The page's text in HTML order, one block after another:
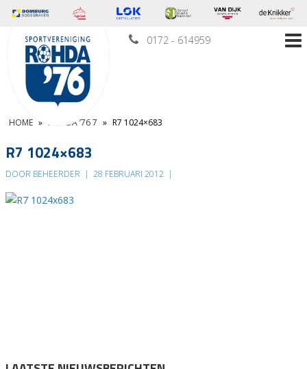
0172 - 614959
HOME » ROHDA ’76 7 » R7 1024×683
R7 1024×683
DOOR BEHEERDER | 28 FEBRUARI 2012 |